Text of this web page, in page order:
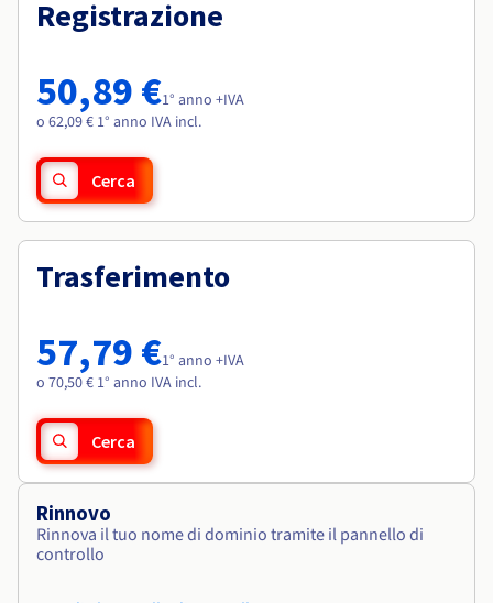
Tariffe
Roadmap & Changelog
Osservabilità
Roadmap & Changelog
Roadmap & Changelog
Roadmap & Changelog
Roadmap & Changelog
Registrazione
50,89 €1° anno +IVA
o 62,09 € 1° anno IVA incl.
Cerca
Trasferimento
57,79 €1° anno +IVA
o 70,50 € 1° anno IVA incl.
Cerca
Rinnovo
Rinnova il tuo nome di dominio tramite il pannello di
controllo